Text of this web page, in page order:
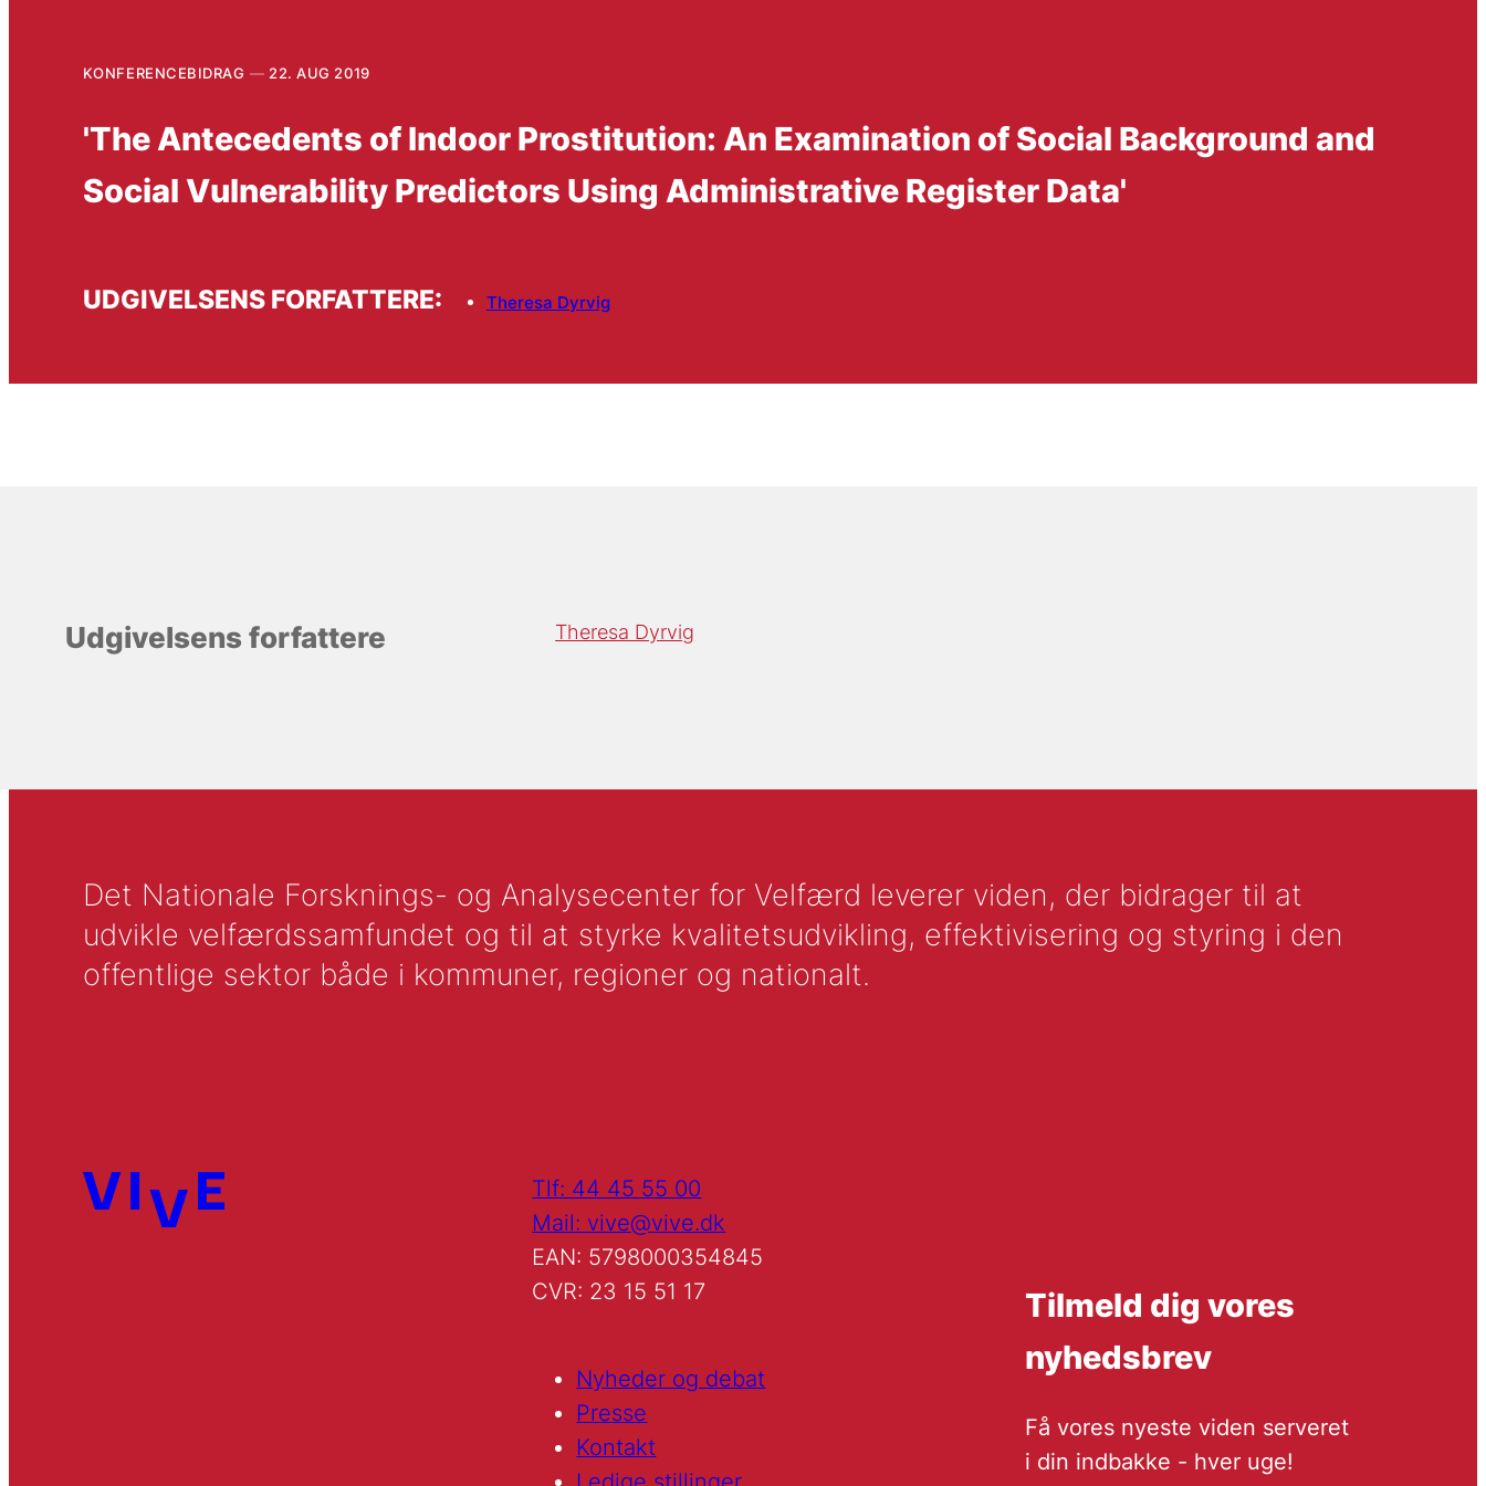
KONFERENCEBIDRAG 22. AUG 2019
'The Antecedents of Indoor Prostitution: An Examination of Social Background and
Social Vulnerability Predictors Using Administrative Register Data'
UDGIVELSENS FORFATTERE: Theresa Dyrvig
Udgivelsens forfattere Theresa Dyrvig
Det Nationale Forsknings- og Analysecenter for Velfærd leverer viden, der bidrager til at
udvikle velfærdssamfundet og til at styrke kvalitetsudvikling, effektivisering og styring i den
offentlige sektor både i kommuner, regioner og nationalt.
Tlf: 44 45 55 00
Mail: vive@vive.dk
EAN: 5798000354845
CVR: 23 15 51 17
Nyheder og debat
Presse
Kontakt
Tilmeld dig vores
nyhedsbrev
Få vores nyeste viden serveret
i din indbakke - hver uge!